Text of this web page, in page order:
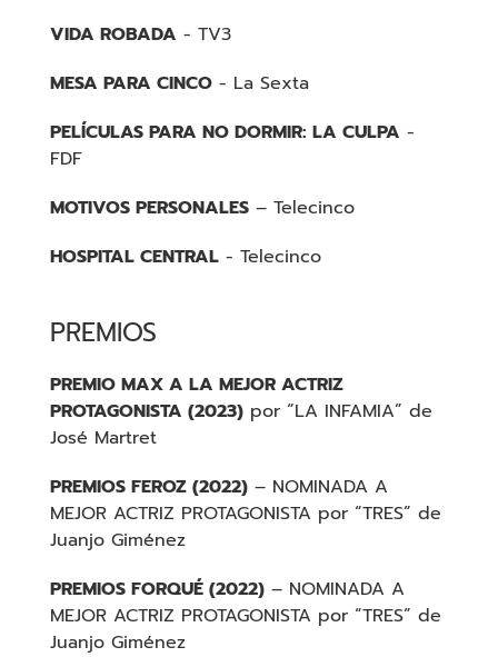
VIDA ROBADA - TV3
MESA PARA CINCO- La Sexta
PELÍCULAS PARA NO DORMIR: LA CULPA -
FDF
MOTIVOS PERSONALES– Telecinco
HOSPITAL CENTRAL- Telecinco
PREMIOS
PREMIO MAX A LA MEJOR ACTRIZ
PROTAGONISTA (2023)por “LA INFAMIA” de
José Martret
PREMIOS FEROZ (2022)– NOMINADA A
MEJOR ACTRIZ PROTAGONISTA por “TRES” de
Juanjo Giménez
PREMIOS FORQUÉ (2022)– NOMINADA A
MEJOR ACTRIZ PROTAGONISTA por “TRES” de
Juanjo Giménez